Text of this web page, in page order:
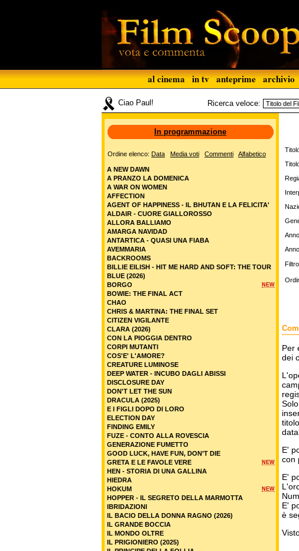
al cinema in tv anteprime archivio
Ciao Paul! Ricerca veloce:
Per
dei
E'
con
E'
E'
è
In programmazione
Ordine elenco: Data Media voti Commenti Alfabetico
A NEW DAWN
A PRANZO LA DOMENICA
A WAR ON WOMEN
AFFECTION
AGENT OF HAPPINESS - IL BHUTAN E LA FELICITA'
ALDAIR - CUORE GIALLOROSSO
ALLORA BALLIAMO
AMARGA NAVIDAD
ANTARTICA - QUASI UNA FIABA
AVEMMARIA
BACKROOMS
BILLIE EILISH - HIT ME HARD AND SOFT: THE TOUR
BLUE (2026)
NEW
BORGO
BOWIE: THE FINAL ACT
CHAO
CHRIS & MARTINA: THE FINAL SET
CITIZEN VIGILANTE
CLARA (2026)
CON LA PIOGGIA DENTRO
CORPI MUTANTI
COS'E' L'AMORE?
CREATURE LUMINOSE
DEEP WATER - INCUBO DAGLI ABISSI
DISCLOSURE DAY
DON'T LET THE SUN
DRACULA (2025)
E I FIGLI DOPO DI LORO
ELECTION DAY
FINDING EMILY
FUZE - CONTO ALLA ROVESCIA
GENERAZIONE FUMETTO
GOOD LUCK, HAVE FUN, DON’T DIE
NEW
GRETA E LE FAVOLE VERE
HEN - STORIA DI UNA GALLINA
HIEDRA
NEW
HOKUM
HOPPER - IL SEGRETO DELLA MARMOTTA
IBRIDAZIONI
IL BACIO DELLA DONNA RAGNO (2026)
IL GRANDE BOCCIA
IL MONDO OLTRE
IL PRIGIONIERO (2025)